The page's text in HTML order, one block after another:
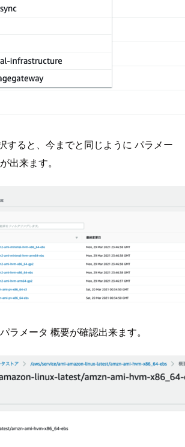
すると、今までと同じように パラメー
出来ます。
ラメータ 概要が確認出来ます。